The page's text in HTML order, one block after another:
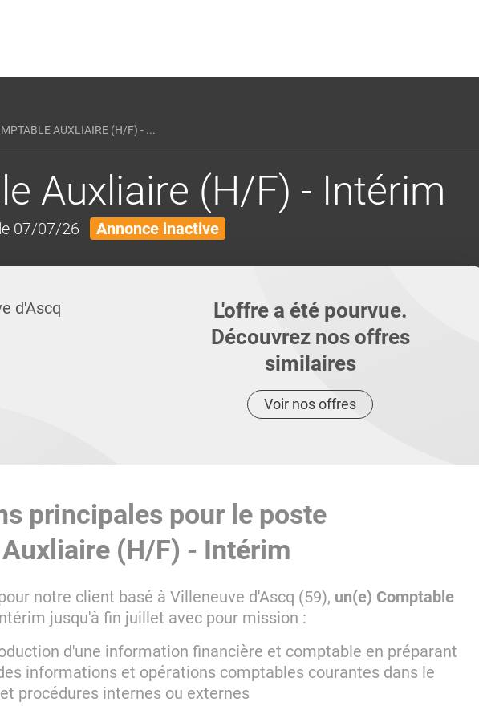
AUXLIAIRE (H/F) - ...
Auxliaire (H/F) - Intérim
07/07/26 Annonce inactive
d'Ascq
L'offre a été pourvue.
Découvrez nos offres
similaires
Voir nos offres
principales pour le poste
(H/F) - Intérim
notre client basé à Villeneuve d'Ascq (59), un(e) Comptable
jusqu'à fin juillet avec pour mission :
d'une information financière et comptable en préparant
informations et opérations comptables courantes dans le
procédures internes ou externes